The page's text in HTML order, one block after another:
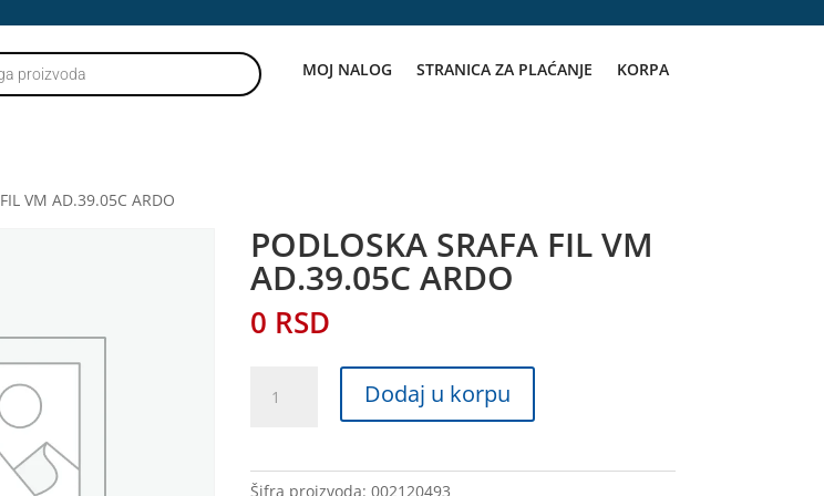
MOJ NALOG STRANICA ZA PLAĆANJE KORPA
VM AD.39.05C ARDO
PODLOSKA SRAFA FIL VM
AD.39.05C ARDO
0 RSD
SRAFA
AD.39.05C
Dodaj u korpu
Šifra proizvoda:002120493